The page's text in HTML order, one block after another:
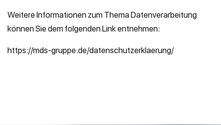
Weitere Informationen zum Thema Datenverarbeitung
können Sie dem folgenden Link entnehmen:
https://mds-gruppe.de/datenschutzerklaerung/